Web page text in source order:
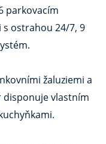
parkovacím
ostrahou 24/7, 9
žaluziemi a
disponuje vlastním